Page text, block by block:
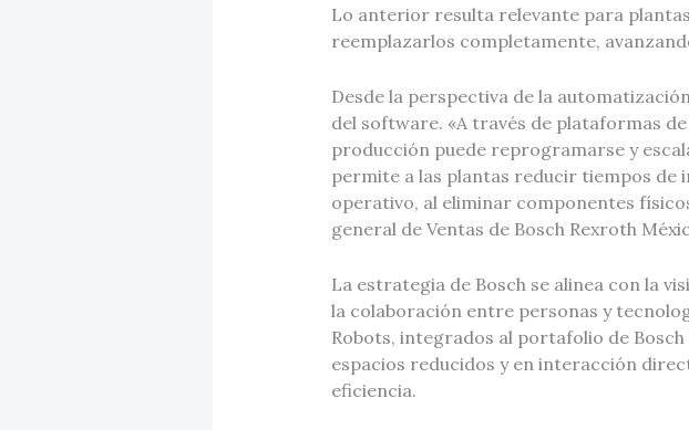
Lo anterior resulta relevante para
reemplazarlos completamente,
Desde la perspectiva de la
del software. «A través de plataformas
producción puede reprogramarse y
permite a las plantas reducir tiempos de
operativo, al eliminar componentes
general de Ventas de Bosch Rexroth
La estrategia de Bosch se alinea con la
la colaboración entre personas y
Robots, integrados al portafolio de
espacios reducidos y en interacción
eficiencia.